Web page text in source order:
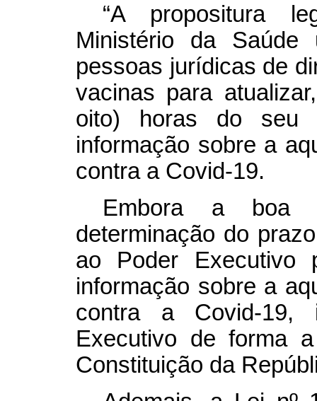
“A propositura
Ministério da Saúde
pessoas jurídicas de
vacinas para
oito) horas do seu
informação sobre a
contra a Covid-19.
Embora a boa
determinação do
ao Poder Executivo
informação sobre a
contra a Covid-19,
Executivo de forma
Constituição da